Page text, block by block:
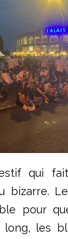
qui
bizarre.
pour
long, les